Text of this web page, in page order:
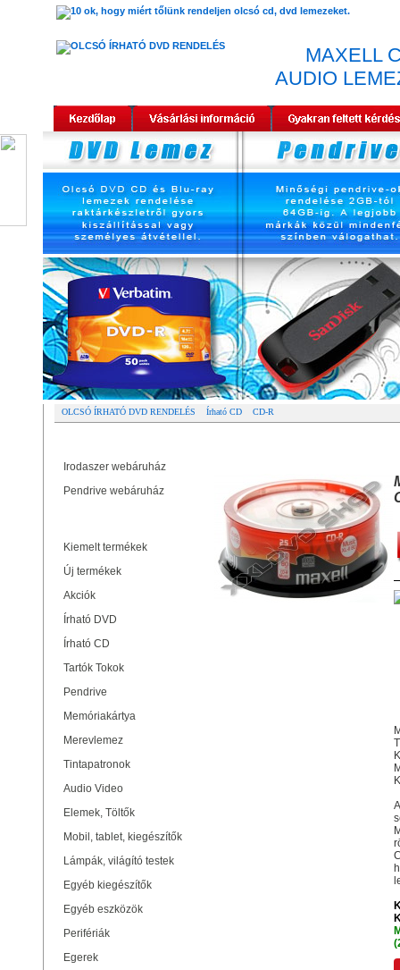
MAXELL
AUDIO
OLCSÓ ÍRHATÓ DVD RENDELÉS Írható CD CD-R
Irodaszer webáruház
Pendrive webáruház
Kiemelt termékek
Új termékek
Akciók
Írható DVD
Írható CD
Tartók Tokok
Pendrive
Memóriakártya
Merevlemez
Tintapatronok
Audio Video
Elemek, Töltők
Mobil, tablet, kiegészítők
Lámpák, világító testek
Egyéb kiegészítők
Egyéb eszközök
Perifériák
Egerek